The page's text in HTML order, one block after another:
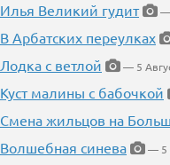
Илья Великий гудит
—
В Арбатских переулках
Лодка с ветлой
— 5
Куст малины с бабочкой
Смена жильцов на
Волшебная синева
— 5